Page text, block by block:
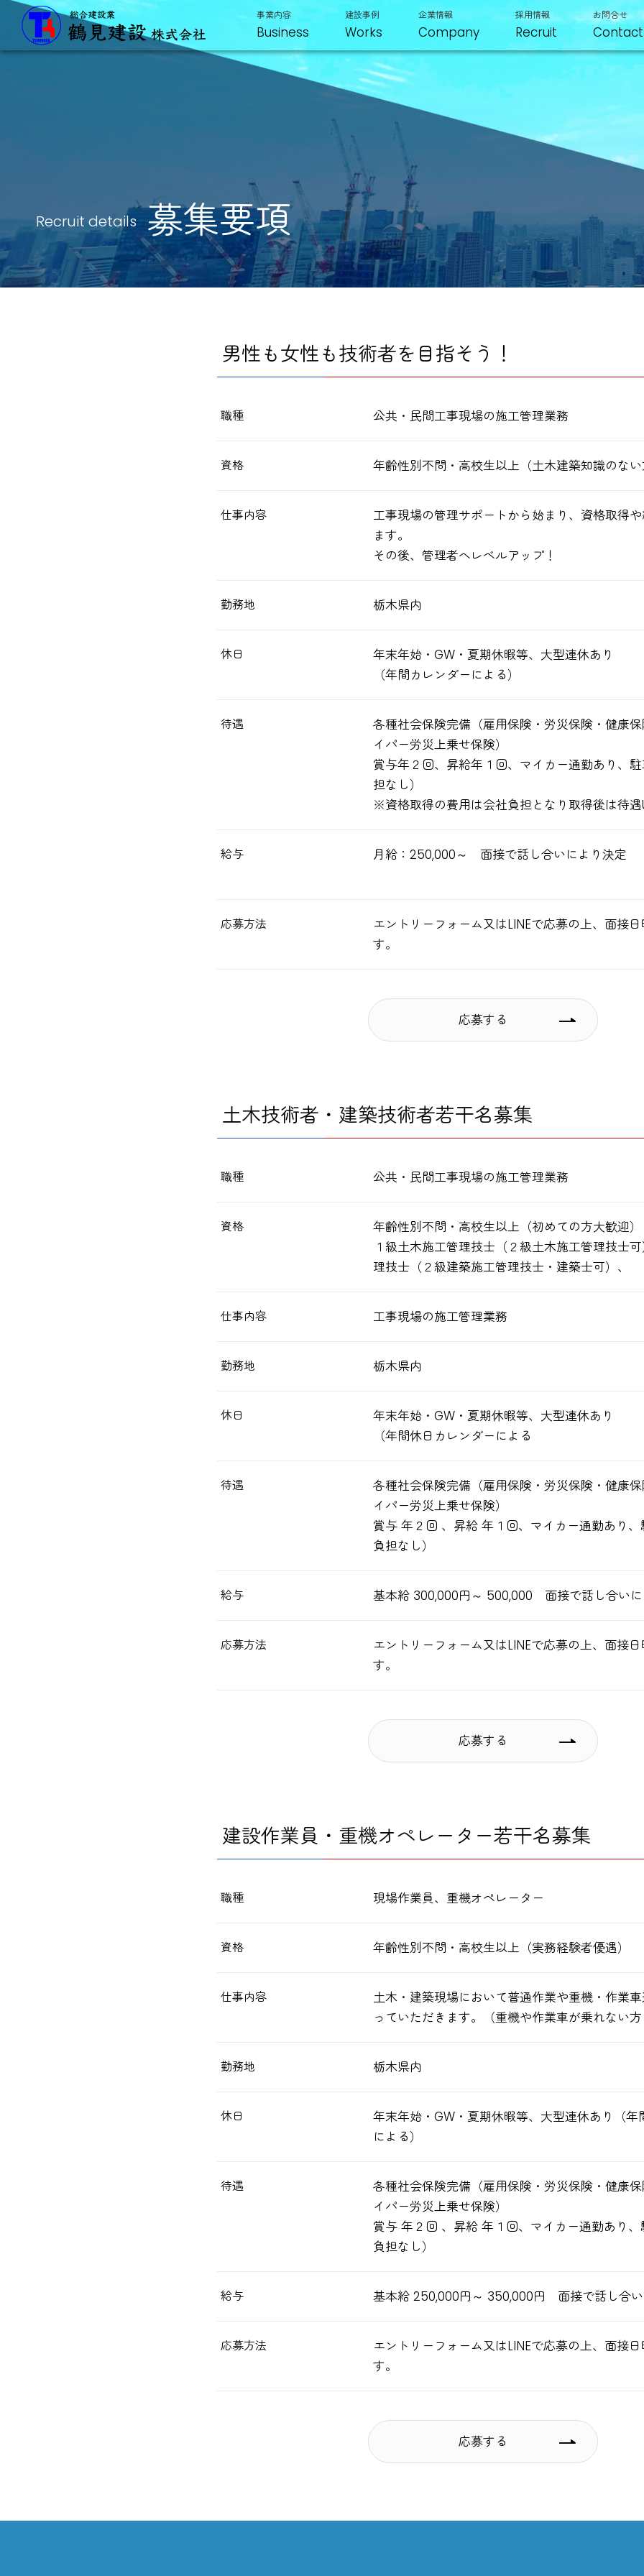
事業内容
Business
建設事例
Works
企業情報
Company
採用情報
Recruit
お問合せ
Contact
Recruit details 募集要項
男性も女性も技術者を目指そう！
職種 公共・民間工事現場の施工管理業務
資格 年齢性別不問・高校生以上（土木建築知識のない
仕事内容
工事現場の管理サポートから始まり、資格取得
ます。
その後、管理者へレベルアップ！
勤務地 栃木県内
休日
年末年始・GW・夏期休暇等、大型連休あり
（年間カレンダーによる）
待遇
各種社会保険完備（雇用保険・労災保険・健康
イパー労災上乗せ保険）
賞与年２回、昇給年１回、マイカー通勤あり、
担なし）
※資格取得の費用は会社負担となり取得後は待
給与 月給：250,000～ 面接で話し合いにより決定
応募方法
エントリーフォーム又はLINEで応募の上、面接
す。
応募する
土木技術者・建築技術者若干名募集
職種 公共・民間工事現場の施工管理業務
資格
年齢性別不問・高校生以上（初めての方大歓迎）
１級土木施工管理技士（２級土木施工管理技士
理技士（２級建築施工管理技士・建築士可）、
仕事内容 工事現場の施工管理業務
勤務地 栃木県内
休日
年末年始・GW・夏期休暇等、大型連休あり
（年間休日カレンダーによる
待遇
各種社会保険完備（雇用保険・労災保険・健康
イパー労災上乗せ保険）
賞与 年２回 、昇給 年１回、マイカー通勤あり
負担なし）
給与 基本給 300,000円～ 500,000 面接で話し合い
応募方法
エントリーフォーム又はLINEで応募の上、面接
す。
応募する
建設作業員・重機オペレーター若干名募集
職種 現場作業員、重機オペレーター
資格 年齢性別不問・高校生以上（実務経験者優遇）
仕事内容
土木・建築現場において普通作業や重機・作業
っていただきます。（重機や作業車が乗れない方
勤務地 栃木県内
休日
年末年始・GW・夏期休暇等、大型連休あり（年
による）
待遇
各種社会保険完備（雇用保険・労災保険・健康
イパー労災上乗せ保険）
賞与 年２回 、昇給 年１回、マイカー通勤あり
負担なし）
給与 基本給 250,000円～ 350,000円 面接で話し合
応募方法
エントリーフォーム又はLINEで応募の上、面接
す。
応募する